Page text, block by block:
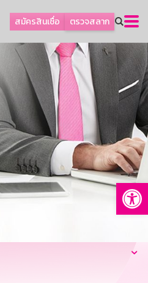
สมัครสินเชื่อ ตรวจสลาก